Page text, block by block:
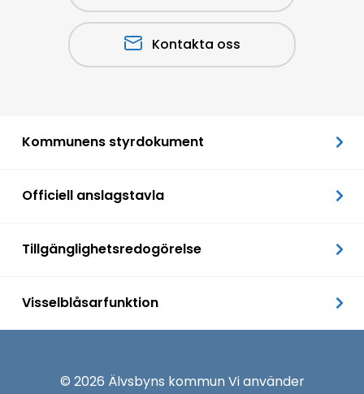
Kontakta oss
Kommunens styrdokument
Officiell anslagstavla
Tillgänglighetsredogörelse
Visselblåsarfunktion
© 2026 Älvsbyns kommun Vi använder